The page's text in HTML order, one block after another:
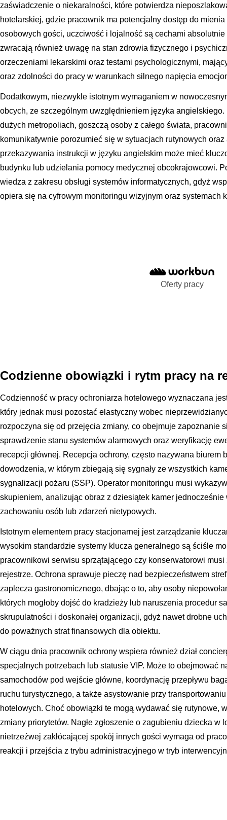
zaświadczenie o niekaralności, które potwierdza
hotelarskiej, gdzie pracownik ma potencjalny dostęp do
osobowych gości, uczciwość i lojalność są cechami
zwracają również uwagę na stan zdrowia fizycznego i
orzeczeniami lekarskimi oraz testami psychologicznymi,
oraz zdolności do pracy w warunkach silnego napięcia
Dodatkowym, niezwykle istotnym wymaganiem w
obcych, ze szczególnym uwzględnieniem języka angielskiego.
dużych metropoliach, goszczą osoby z całego świata,
komunikatywnie porozumieć się w sytuacjach rutynowych
przekazywania instrukcji w języku angielskim może mieć
budynku lub udzielania pomocy medycznej obcokrajowcowi.
wiedza z zakresu obsługi systemów informatycznych, gdyż
opiera się na cyfrowym monitoringu wizyjnym oraz systemach
Oferty pracy
Codzienne obowiązki i rytm pracy na
Codzienność w pracy ochroniarza hotelowego wyznaczana
który jednak musi pozostać elastyczny wobec
rozpoczyna się od przejęcia zmiany, co obejmuje zapoznanie
sprawdzenie stanu systemów alarmowych oraz weryfikację
recepcji głównej. Recepcja ochrony, często nazywana biurem
dowodzenia, w którym zbiegają się sygnały ze wszystkich
sygnalizacji pożaru (SSP). Operator monitoringu musi
skupieniem, analizując obraz z dziesiątek kamer
zachowaniu osób lub zdarzeń nietypowych.
Istotnym elementem pracy stacjonarnej jest zarządzanie
wysokim standardzie systemy klucza generalnego są ściśle
pracownikowi serwisu sprzątającego czy konserwatorowi
rejestrze. Ochrona sprawuje pieczę nad bezpieczeństwem
zaplecza gastronomicznego, dbając o to, aby osoby
których mogłoby dojść do kradzieży lub naruszenia procedur
skrupulatności i doskonałej organizacji, gdyż nawet drobne
do poważnych strat finansowych dla obiektu.
W ciągu dnia pracownik ochrony wspiera również dział
specjalnych potrzebach lub statusie VIP. Może to obejmować
samochodów pod wejście główne, koordynację przepływu
ruchu turystycznego, a także asystowanie przy
hotelowych. Choć obowiązki te mogą wydawać się rutynowe,
zmiany priorytetów. Nagłe zgłoszenie o zagubieniu dziecka
nietrzeźwej zakłócającej spokój innych gości wymaga od
reakcji i przejścia z trybu administracyjnego w tryb